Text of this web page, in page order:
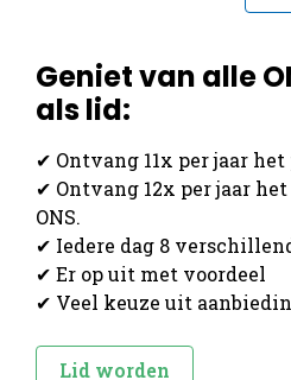
Geniet van alle
als lid:
✔ Ontvang 11x per jaar
✔ Ontvang 12x per jaar
ONS.
✔ Iedere dag 8
✔ Er op uit met voordeel
✔ Veel keuze uit
Lid worden